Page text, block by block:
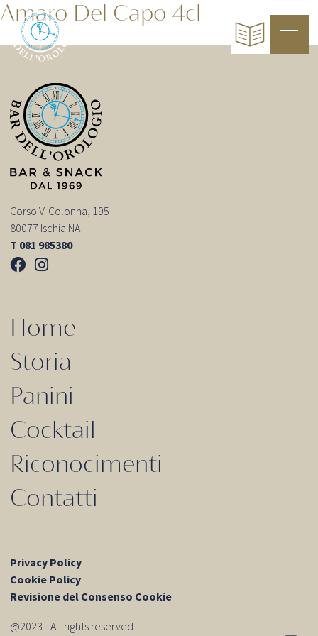
Amaro Del Capo 4cl
Corso V. Colonna, 195
80077 Ischia NA
T 081 985380
Home
Storia
Panini
Cocktail
Riconocimenti
Contatti
Privacy Policy
Cookie Policy
Revisione del Consenso Cookie
@2023 - All rights reserved